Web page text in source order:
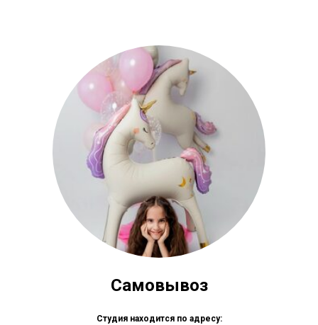
Самовывоз
Студия находится по адресу: